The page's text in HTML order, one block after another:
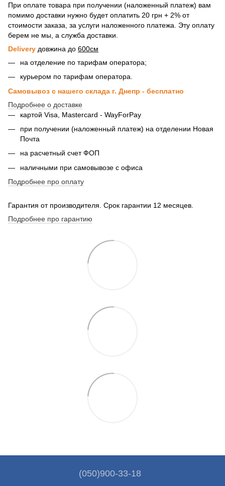
При оплате товара при получении (наложенный платеж) вам
помимо доставки нужно будет оплатить 20 грн + 2% от
стоимости заказа, за услуги наложенного платежа. Эту оплату
берем не мы, а служба доставки.
Delivery довжина до 600см
на отделение по тарифам оператора;
курьером по тарифам оператора.
Самовывоз с нашего склада г. Днепр - бесплатно
Подробнее о доставке
картой Visa, Mastercard - WayForPay
при получении (наложенный платеж) на отделении Новая
Почта
на расчетный счет ФОП
наличными при самовывозе с офиса
Подробнее про оплату
Гарантия от производителя. Срок гарантии 12 месяцев.
Подробнее про гарантию
(050)900-33-18